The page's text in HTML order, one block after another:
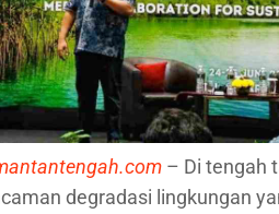
– Di tengah
degradasi lingkungan